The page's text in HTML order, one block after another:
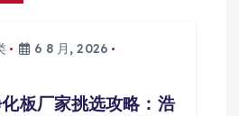
6 8 月, 2026
板厂家挑选攻略：浩